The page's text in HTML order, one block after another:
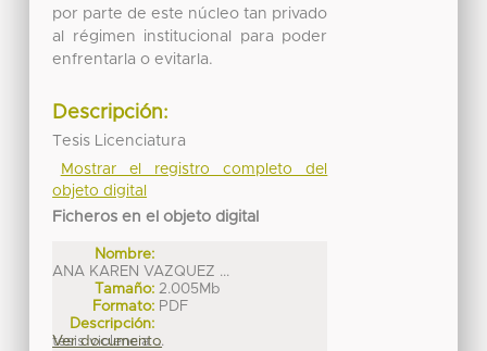
por parte de este núcleo tan privado
al régimen institucional para poder
enfrentarla o evitarla.
Descripción:
Tesis Licenciatura
Mostrar el registro completo del
objeto digital
Ficheros en el objeto digital
Nombre:
ANA KAREN VAZQUEZ ...
Tamaño: 2.005Mb
Formato: PDF
Descripción:
tesis violencia ...
Ver documento